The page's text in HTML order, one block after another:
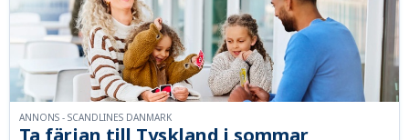
ANNONS - SCANDLINES DANMARK